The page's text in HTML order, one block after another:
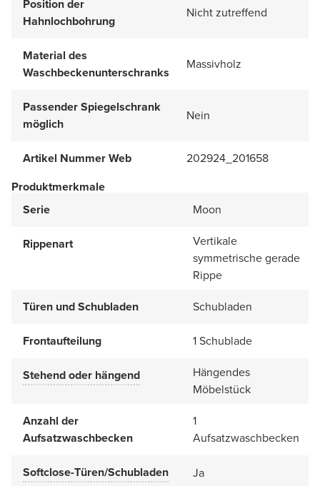
Position der
Hahnlochbohrung
Nicht zutreffend
Material des
Waschbeckenunterschranks
Massivholz
Passender Spiegelschrank
möglich
Nein
Artikel Nummer Web
202924_201658
Produktmerkmale
Serie
Moon
Rippenart
Vertikale
symmetrische gerade
Rippe
Türen und Schubladen
Schubladen
Frontaufteilung 1 Schublade
Stehend oder hängend
Hängendes
Möbelstück
Anzahl der
Aufsatzwaschbecken
1
Aufsatzwaschbecken
Softclose-Türen/Schubladen Ja